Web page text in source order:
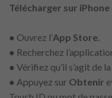
Télécharger sur iPhone
● Ouvrez l’App Store.
● Recherchez
● Vérifiez qu’il s’agit de
● Appuyez sur Obtenir